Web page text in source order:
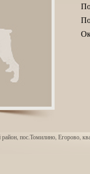
пос.Томилино, Егорово,